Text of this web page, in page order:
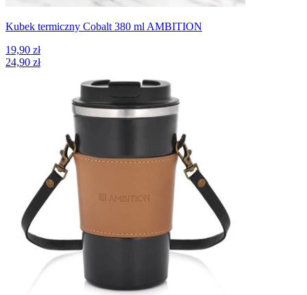
Kubek termiczny Cobalt 380 ml AMBITION
19,90 zł
24,90 zł